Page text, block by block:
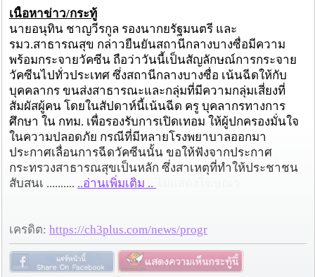
เนื้อหาข่าว/กระทู้
นายอนุทิน ชาญวีรกูล รองนากยรัฐมนตรี และ
รมว.สาธารณสุข กล่าวยืนยันสถานีกลางบางซื่อมีความ
พร้อมกระจายวัคซีน ถือว่าวันนี้เป็นสัญลักษณ์การกระจาย
วัคซีนไปทั่วประเทศ ซึ่งสถานีกลางบางซื่อ เน้นฉีดให้กับ
บุคคลากร ขนส่งสาธารณะและกลุ่มที่มีความกลุ่มเสี่ยงที่
สัมผัสผู้คน โดยในสัปดาห์นี้เน้นฉีด ครู บุคลากรทางการ
ศึกษา ใน กทม. เพื่อรองรับการเปิดเทอม ให้ผู้ปกครองมั่นใจ
ในความปลอดภัย กรณีที่มีหลายโรงพยาบาลออกมา
ประกาศเลื่อนการฉีดวัคซีนนั้น ขอให้ฟังจากประกาศ
กระทรวงสาธารณสุขเป็นหลัก ซึ่งสาเหตุที่ทำให้ประชาชน
สับสนเ .......... ..อ่านเพิ่มเติม ..
เครดิต: https://ch3plus.com/news/progr